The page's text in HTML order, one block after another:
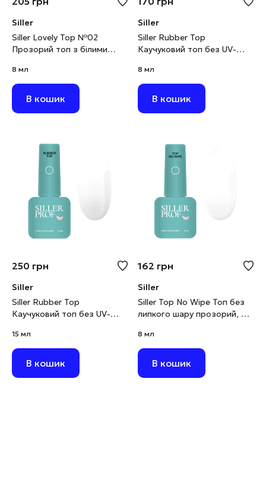
Siller
Siller Lovely Top №02
Прозорий топ з білими
8 мл
В кошик
Siller
Siller Rubber Top
Каучуковий топ без UV-
8 мл
В кошик
250 грн
Siller
Siller Rubber Top
Каучуковий топ без UV-
15 мл
В кошик
162 грн
Siller
Siller Top No Wipe Топ без
липкого шару прозорий, 8
8 мл
В кошик